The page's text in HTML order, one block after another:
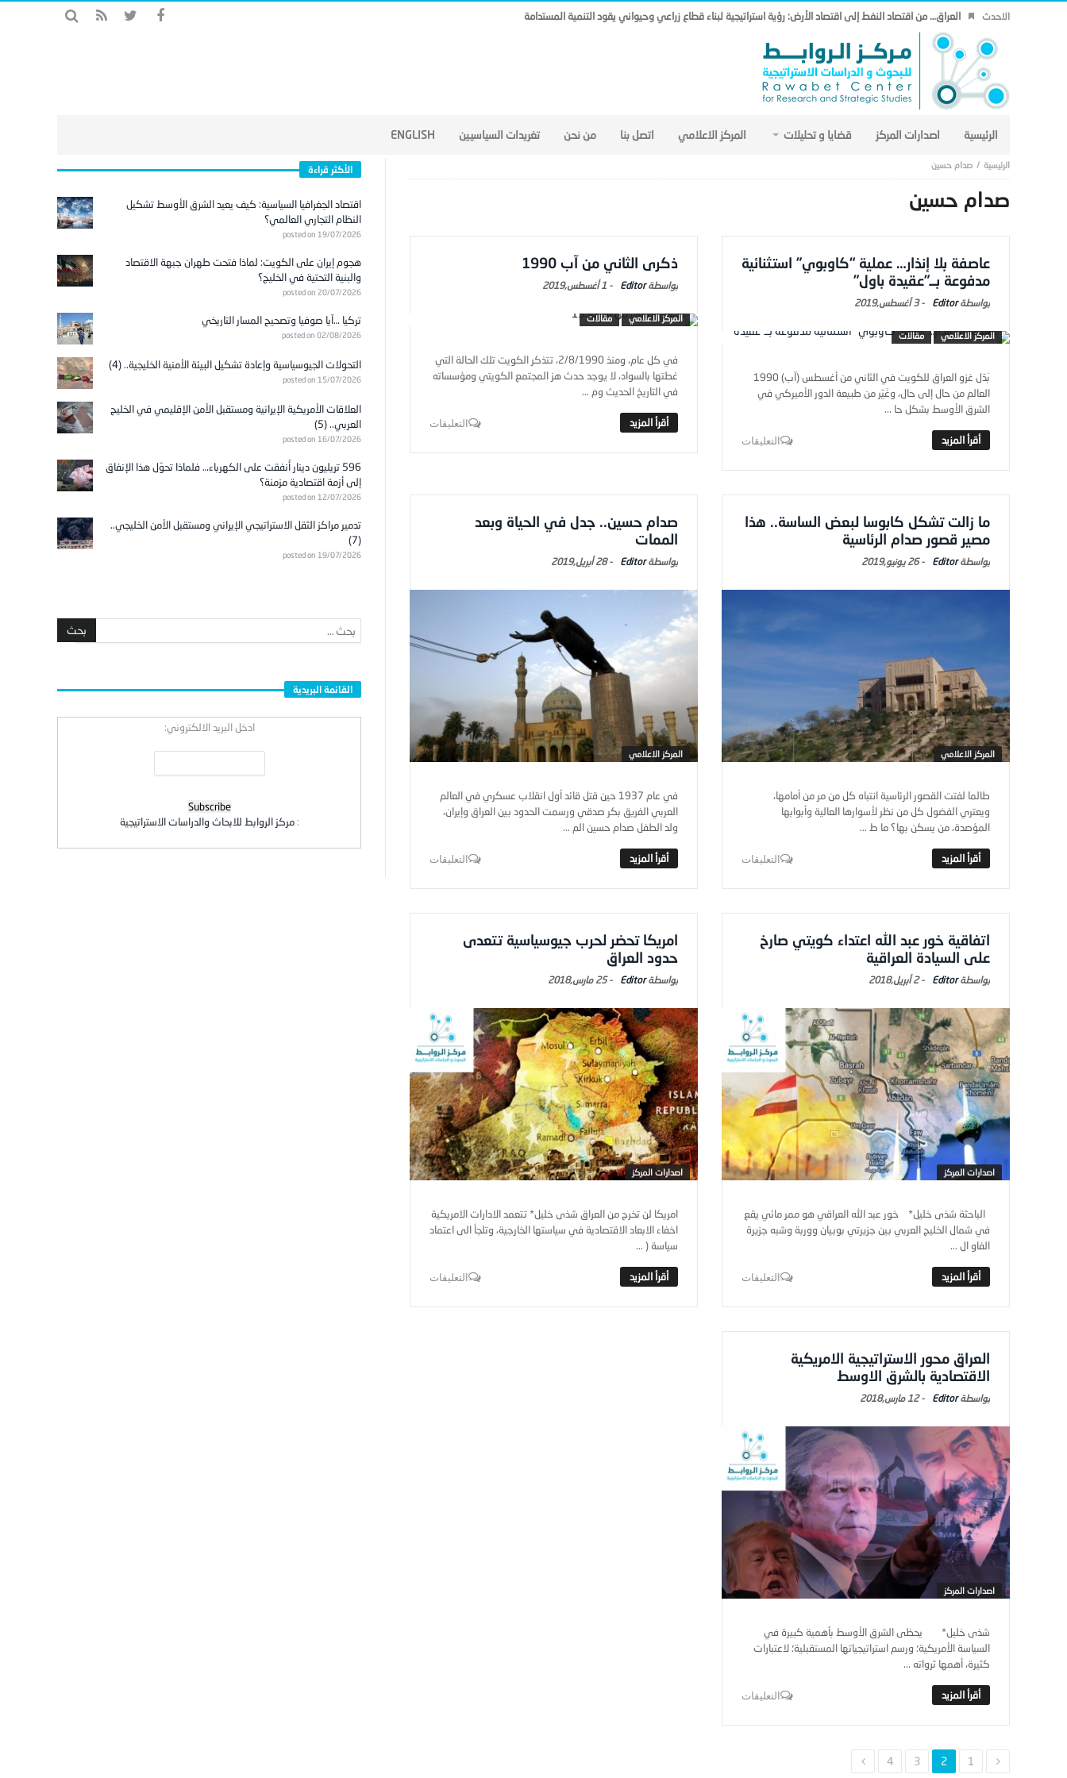
الاحدث العراق… من اقتصاد النفط إلى اقتصاد الأرض: رؤية استراتيجية لبناء قطاع زراعي وحيواني يقود التنمية المستدامة
الرئيسية اصدارات المركز قضايا و تحليلات المركز الاعلامي اتصل بنا من نحن تغريدات السياسيين ENGLISH
صدام حسين
صدام حسين
عاصفة بلا إنذار… عملية “كاوبوي” استثنائية
مدفوعة بــ”عقيدة باول”
Editor
-3 أغسطس,2019
المركز الاعلامي مقالات
بَدّل غزو العراق للكويت في الثاني من أغسطس (آب) 1990
العالم من حال إلى حال، وغَيّر من طبيعة الدور الأميركي في
الشرق الأوسط بشكل حا ...
التعليقات
ذكرى الثاني من آب 1990
Editor
- 1 أغسطس,2019
المركز الاعلامي مقالات
في كل عام، ومنذ 2/8/1990، تتذكر الكويت تلك الحالة التي
غطتها بالسواد، لا يوجد حدث هز المجتمع الكويتي ومؤسساته
في التاريخ الحديث وم ...
التعليقات
ما زالت تشكل كابوسا لبعض الساسة.. هذا
مصير قصور صدام الرئاسية
Editor
-26 يونيو,2019
المركز الاعلامي
طالما لفتت القصور الرئاسية انتباه كل من مر من أمامها،
ويعتري الفضول كل من نظر لأسوارها العالية وأبوابها
المؤصدة، من يسكن بها؟ ما ط ...
التعليقات
صدام حسين.. جدل في الحياة وبعد
الممات
Editor
-28 أبريل,2019
المركز الاعلامي
في عام 1937 حين قتل قائد أول انقلاب عسكري في العالم
العربي الفريق بكر صدقي ورسمت الحدود بين العراق وإيران،
ولد الطفل صدام حسين الم ...
التعليقات
اتفاقية خور عبد الله اعتداء كويتي صارخ
على السيادة العراقية
Editor
-2 أبريل,2018
اصدارات المركز
الباحثة شذى خليل* خور عبد الله العراقي هو ممر مائي يقع
في شمال الخليج العربي بين جزيرتي بوبيان ووربة وشبه جزيرة
الفاو ال ...
التعليقات
امريكا تحضر لحرب جيوسياسية تتعدى
حدود العراق
Editor
-25 مارس,2018
اصدارات المركز
امريكا لن تخرج من العراق شذى خليل* تتعمد الادارات الامريكية
اخفاء الابعاد الاقتصادية في سياستها الخارجية، وتلجأ الى اعتماد
سياسة ( ...
التعليقات
العراق محور الاستراتيجية الامريكية
الاقتصادية بالشرق الاوسط
Editor
-12 مارس,2018
اصدارات المركز
شذى خليل* يحظى الشرق الأوسط بأهمية كبيرة في
السياسة الأمريكية؛ ورسم استراتيجياتها المستقبلية؛ لاعتبارات
كثيرة، أهمها ثرواته ...
التعليقات
1
2
3
4
الأكثر قراءة
اقتصاد الجغرافيا السياسية: كيف يعيد الشرق الأوسط تشكيل
النظام التجاري العالمي؟
posted on 19/07/2026
هجوم إيران على الكويت: لماذا فتحت طهران جبهة الاقتصاد
والبنية التحتية في الخليج؟
posted on 20/07/2026
تركيا …آيا صوفيا وتصحيح المسار التاريخي
posted on 02/08/2026
التحولات الجيوسياسية وإعادة تشكيل البيئة الأمنية الخليجية.. (4)
posted on 15/07/2026
العلاقات الأمريكية الإيرانية ومستقبل الأمن الإقليمي في الخليج
العربي.. (5)
posted on 16/07/2026
596 تريليون دينار أُنفقت على الكهرباء… فلماذا تحوّل هذا الإنفاق
إلى أزمة اقتصادية مزمنة؟
posted on 12/07/2026
تدمير مراكز الثقل الاستراتيجي الإيراني ومستقبل الأمن الخليجي..
(7)
posted on 19/07/2026
القائمة البريدية
ادخل البريد الالكتروني:
:مركز الروابط للابحاث والدراسات الاستراتيجية